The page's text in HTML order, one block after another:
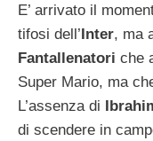
E’ arrivato il
tifosi dell’Inter, ma
Fantallenatori che
Super Mario, ma
L’assenza di
di scendere in